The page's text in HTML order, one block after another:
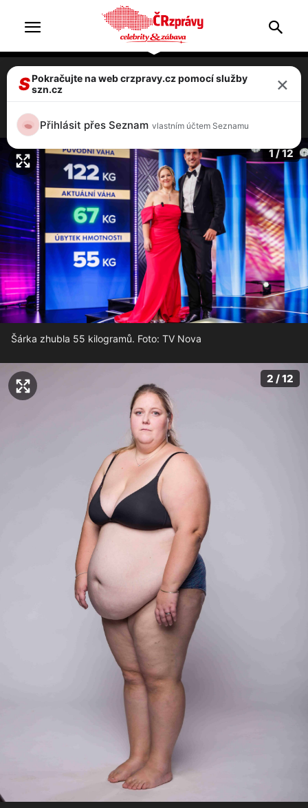
Šárka byla tak obézní, že ji chtěl manžel
1 / 12
Šárka zhubla 55 kilogramů. Foto: TV Nova
2 / 12
SPokračujte na web crzpravy.cz pomocí služby
szn.cz
×
Přihlásit přes Seznam vlastním účtem Seznamu